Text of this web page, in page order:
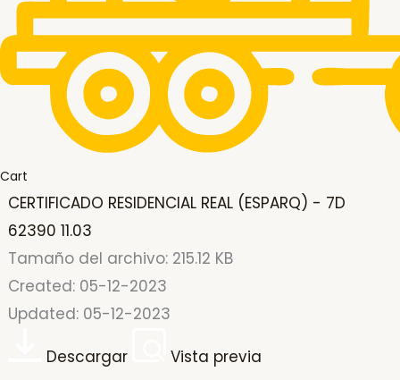
Cart
CERTIFICADO RESIDENCIAL REAL (ESPARQ) - 7D
62390 11.03
Tamaño del archivo: 215.12 KB
Created: 05-12-2023
Updated: 05-12-2023
Descargar
Vista previa